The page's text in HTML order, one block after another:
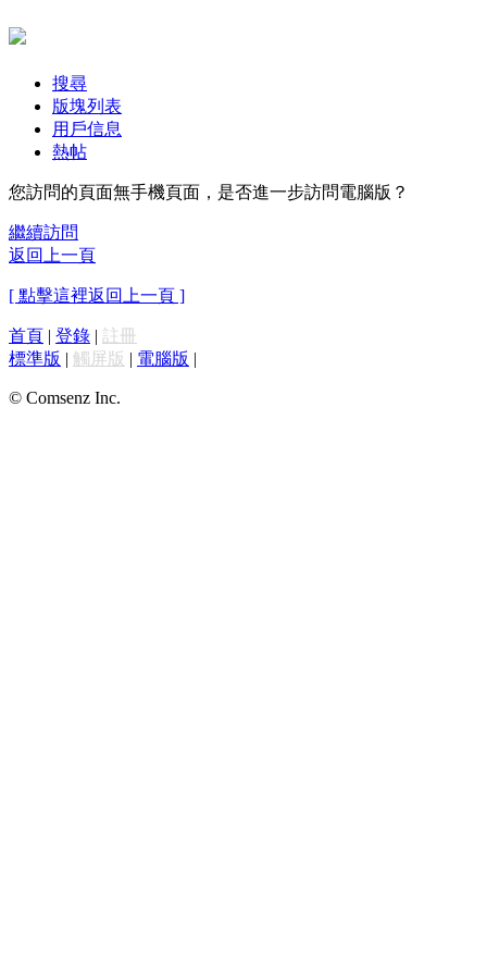
搜尋
版塊列表
用戶信息
熱帖
您訪問的頁面無手機頁面，是否進一步訪問電腦版？
繼續訪問
返回上一頁
[ 點擊這裡返回上一頁 ]
首頁 | 登錄 | 註冊
標準版 | 觸屏版 | 電腦版 |
© Comsenz Inc.